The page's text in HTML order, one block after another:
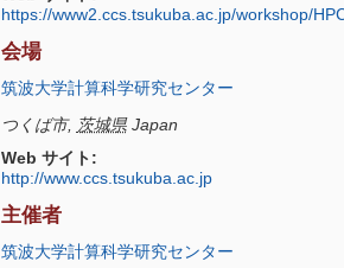
https://www2.ccs.tsukuba.ac.jp/workshop/
会場
筑波大学計算科学研究センター
つくば市, 茨城県 Japan
Web サイト:
http://www.ccs.tsukuba.ac.jp
主催者
筑波大学計算科学研究センター